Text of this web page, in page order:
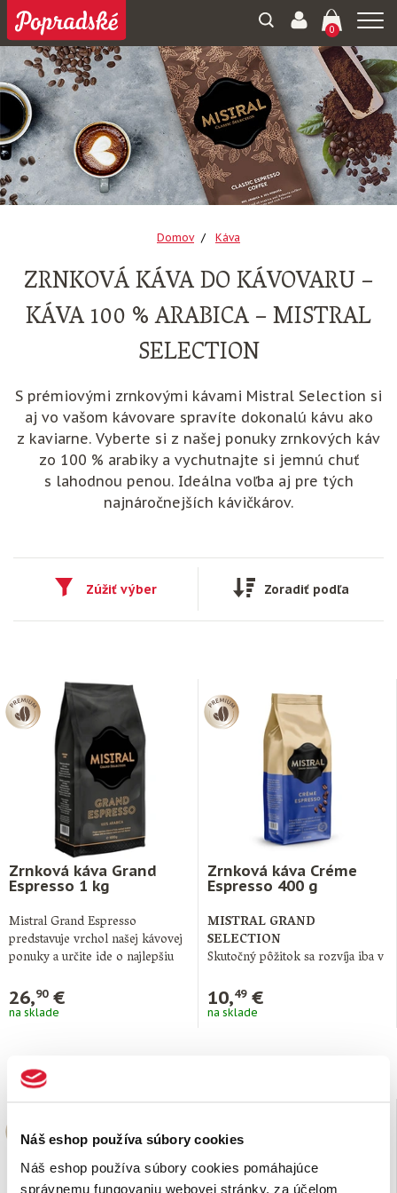
Náš eshop používa súbory cookies
Náš eshop používa súbory cookies pomáhajúce
správnemu fungovaniu webovej stránky, za účelom
0
Domov Káva
ZRNKOVÁ KÁVA DO KÁVOVARU –
KÁVA 100 % ARABICA – MISTRAL
SELECTION
S prémiovými zrnkovými kávami Mistral Selection si
aj vo vašom kávovare spravíte dokonalú kávu ako
z kaviarne. Vyberte si z našej ponuky zrnkových káv
zo 100 % arabiky a vychutnajte si jemnú chuť
s lahodnou penou. Ideálna voľba aj pre tých
najnáročnejších kávičkárov.
Zúžiť výber Zoradiť podľa
Zrnková káva Grand
Espresso 1 kg
Mistral Grand Espresso
predstavuje vrchol našej kávovej
ponuky a určite ide o najlepšiu
26,90€
na sklade
Zrnková káva Créme
Espresso 400 g
MISTRAL GRAND
SELECTION
Skutočný pôžitok sa rozvíja iba v
prírodou. To …
10,49€
na sklade